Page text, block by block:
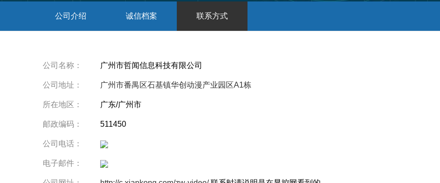
公司介绍 诚信档案 联系方式
公司名称： 广州市哲闻信息科技有限公司
公司地址： 广州市番禺区石基镇华创动漫产业园区A1栋
所在地区： 广东/广州市
邮政编码： 511450
公司电话：
电子邮件：